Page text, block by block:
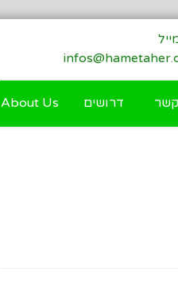
דרושים About Us